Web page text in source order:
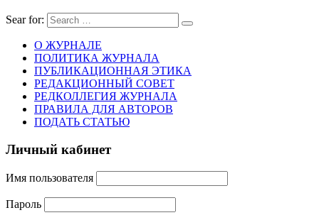
Sear for:
О ЖУРНАЛЕ
ПОЛИТИКА ЖУРНАЛА
ПУБЛИКАЦИОННАЯ ЭТИКА
РЕДАКЦИОННЫЙ СОВЕТ
РЕДКОЛЛЕГИЯ ЖУРНАЛА
ПРАВИЛА ДЛЯ АВТОРОВ
ПОДАТЬ СТАТЬЮ
Личный кабинет
Имя пользователя
Пароль